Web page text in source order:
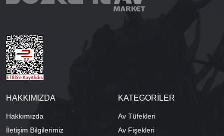
HAKKIMIZDA
Hakkımızda
İletişim Bilgilerimiz
KATEGORİLER
Av Tüfekleri
Av Fişekleri